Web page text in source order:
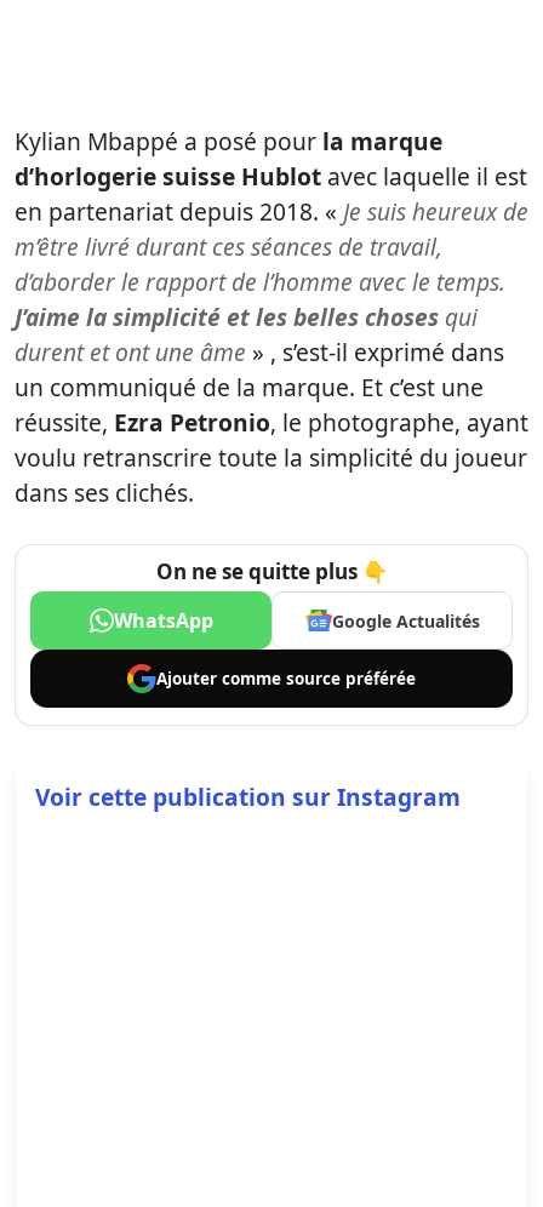
Kylian Mbappé a posé pour la marque
d’horlogerie suisse Hublot avec laquelle il est
en partenariat depuis 2018. « Je suis heureux de
m’être livré durant ces séances de travail,
d’aborder le rapport de l’homme avec le temps.
J’aime la simplicité et les belles choses qui
durent et ont une âme » , s’est-il exprimé dans
un communiqué de la marque. Et c’est une
réussite, Ezra Petronio, le photographe, ayant
voulu retranscrire toute la simplicité du joueur
dans ses clichés.
On ne se quitte plus 👇
WhatsApp Google Actualités
Ajouter comme source préférée
Voir cette publication sur Instagram